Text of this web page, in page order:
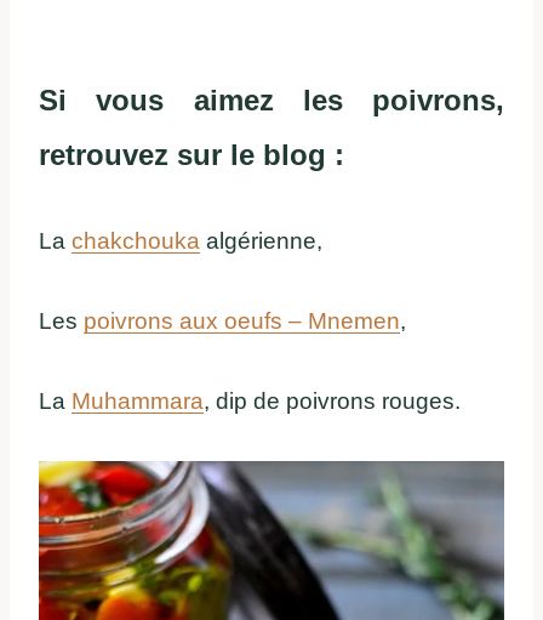
Si vous aimez les poivrons,
retrouvez sur le blog :
La chakchouka algérienne,
Les poivrons aux oeufs – Mnemen,
La Muhammara, dip de poivrons rouges.